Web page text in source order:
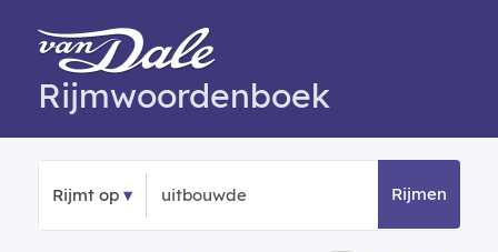
Rijmwoordenboek
Rijmt op Rijmen